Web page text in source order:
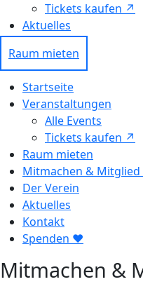
Tickets kaufen ↗ㅤ
Aktuelles
Raum mieten
Startseite
Veranstaltungen
Alle Events
Tickets kaufen ↗
Raum mieten
Mitmachen &
Der Verein
Aktuelles
Kontakt
Spenden ❤︎
Mitmachen &